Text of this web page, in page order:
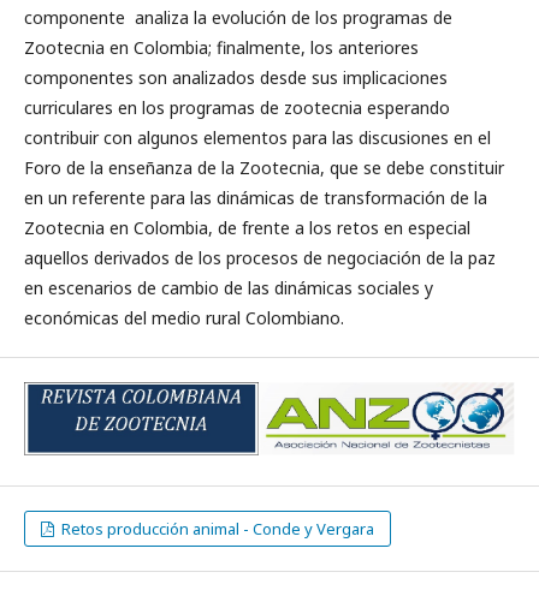
componente analiza la evolución de los programas de
Zootecnia en Colombia; finalmente, los anteriores
componentes son analizados desde sus implicaciones
curriculares en los programas de zootecnia esperando
contribuir con algunos elementos para las discusiones en el
Foro de la enseñanza de la Zootecnia, que se debe constituir
en un referente para las dinámicas de transformación de la
Zootecnia en Colombia, de frente a los retos en especial
aquellos derivados de los procesos de negociación de la paz
en escenarios de cambio de las dinámicas sociales y
económicas del medio rural Colombiano.
Retos producción animal - Conde y Vergara